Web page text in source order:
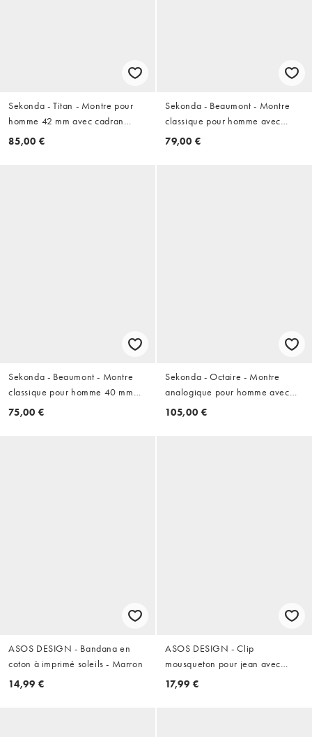
Sekonda - Titan - Montre pour
homme 42 mm avec cadran
blanc et bracelet noir en silicone
85,00 €
Sekonda - Beaumont - Montre
classique pour homme avec
boîtier 40 mm, bracelet doré en
79,00 €
Sekonda - Beaumont - Montre
classique pour homme 40 mm
avec bracelet argenté en alliage
75,00 €
Sekonda - Octaire - Montre
analogique pour homme avec
boîtier TV 40 mm - Argenté
105,00 €
ASOS DESIGN - Bandana en
coton à imprimé soleils - Marron
14,99 €
ASOS DESIGN - Clip
mousqueton pour jean avec
breloques santiag et cerise -
17,99 €